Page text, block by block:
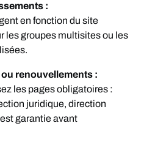
:
en fonction du site
les groupes multisites ou les
renouvellements :
les pages obligatoires :
juridique, direction
garantie avant